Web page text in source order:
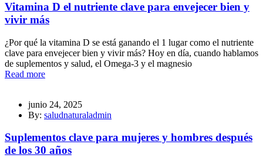
Vitamina D el nutriente clave para envejecer bien y
vivir más
¿Por qué la vitamina D se está ganando el 1 lugar como el nutriente
clave para envejecer bien y vivir más? Hoy en día, cuando hablamos
de suplementos y salud, el Omega-3 y el magnesio
Read more
junio 24, 2025
By: saludnaturaladmin
Suplementos clave para mujeres y hombres después
de los 30 años